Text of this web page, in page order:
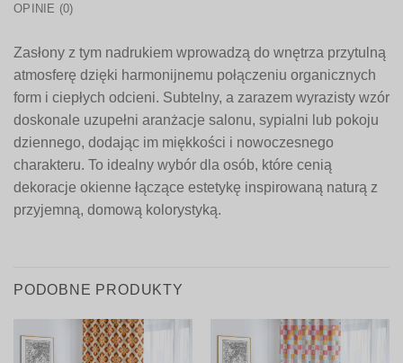
OPINIE (0)
Zasłony z tym nadrukiem wprowadzą do wnętrza przytulną
atmosferę dzięki harmonijnemu połączeniu organicznych
form i ciepłych odcieni. Subtelny, a zarazem wyrazisty wzór
doskonale uzupełni aranżacje salonu, sypialni lub pokoju
dziennego, dodając im miękkości i nowoczesnego
charakteru. To idealny wybór dla osób, które cenią
dekoracje okienne łączące estetykę inspirowaną naturą z
przyjemną, domową kolorystyką.
PODOBNE PRODUKTY